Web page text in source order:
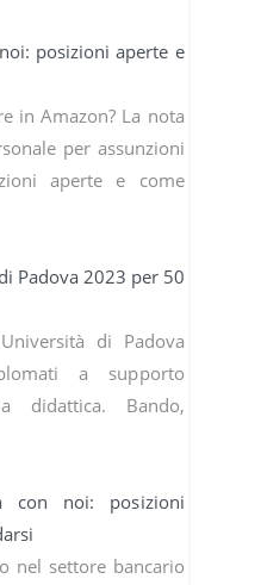
posizioni aperte e
in Amazon? La nota
per assunzioni
aperte e come
Padova 2023 per 50
di Padova
a supporto
didattica. Bando,
con noi: posizioni
nel settore bancario